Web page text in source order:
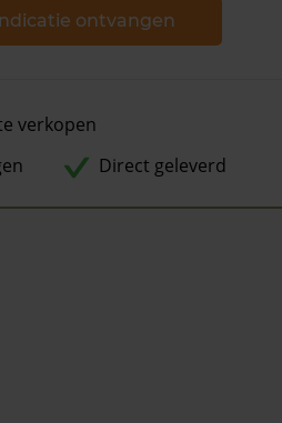
ontvangen
verkopen
Direct geleverd